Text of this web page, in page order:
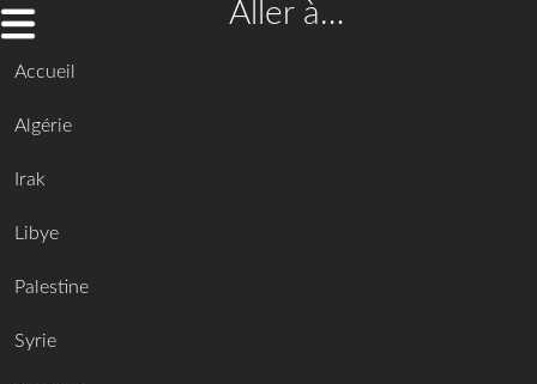
Aller à…
Accueil
Algérie
Irak
Libye
Palestine
Syrie